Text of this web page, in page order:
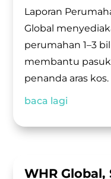
Laporan
Global
perumahan 1–3
membantu
penanda aras kos.
baca lagi
WHR